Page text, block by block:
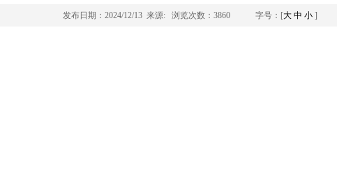
发布日期：2024/12/13 来源: 浏览次数：3860 字号：[大 中 小]